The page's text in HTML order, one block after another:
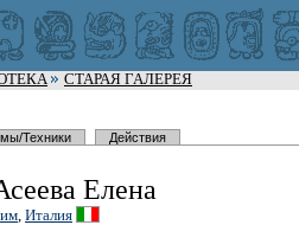
СТАРАЯ ГАЛЕРЕЯ
Техники Действия
Елена
, Италия